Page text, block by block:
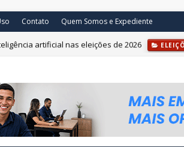
Contato Quem Somos e Expediente
artificial nas eleições de 2026